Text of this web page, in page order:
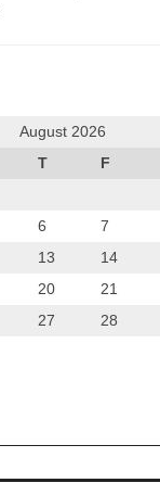
August 2026
T F
6 7
13 14
20 21
27 28